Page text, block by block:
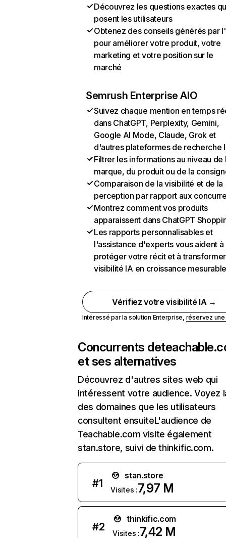
Découvrez les questions exactes
posent les utilisateurs
Obtenez des conseils générés par
pour améliorer votre produit, votre
marketing et votre position sur le
marché
Semrush Enterprise AIO
Suivez chaque mention en temps
dans ChatGPT, Perplexity, Gemini,
Google AI Mode, Claude, Grok et
d'autres plateformes de recherche
Filtrer les informations au niveau de
marque, du produit ou de la
Comparaison de la visibilité et de la
perception par rapport aux
Montrez comment vos produits
apparaissent dans ChatGPT
Les rapports personnalisables et
l'assistance d'experts vous aident à
protéger votre récit et à
visibilité IA en croissance
Vérifiez votre visibilité IA →
Intéressé par la solution Enterprise, réservez
Concurrents de
et ses alternatives
Découvrez d'autres sites web qui
intéressent votre audience. Voyez
des domaines que les utilisateurs
consultent ensuiteL'audience de
Teachable.com visite également
stan.store, suivi de thinkific.com.
#1
stan.store
Visites :7,97 M
#2
thinkific.com
Visites :7,42 M